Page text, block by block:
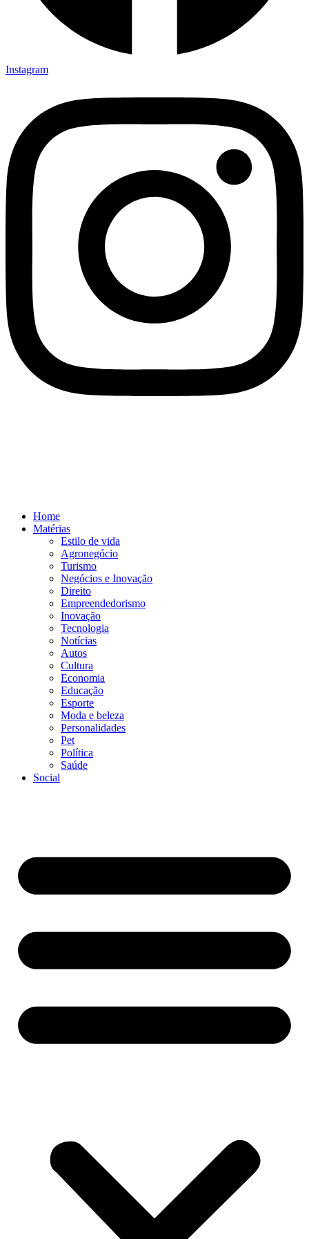
Instagram
Home
Matérias
Estilo de vida
Agronegócio
Turismo
Negócios e Inovação
Direito
Empreendedorismo
Inovação
Tecnologia
Notícias
Autos
Cultura
Economia
Educação
Esporte
Moda e beleza
Personalidades
Pet
Política
Saúde
Social